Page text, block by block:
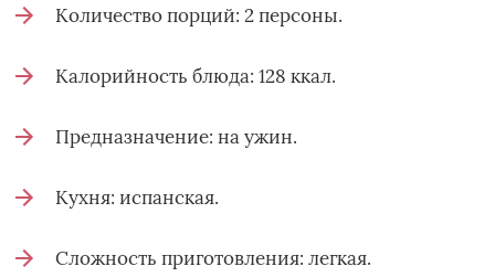
Количество порций: 2 персоны.
Калорийность блюда: 128 ккал.
Предназначение: на ужин.
Кухня: испанская.
Сложность приготовления: легкая.